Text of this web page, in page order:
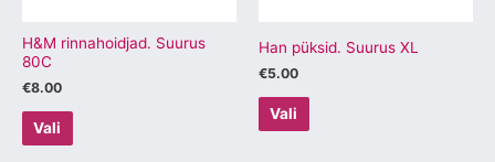
H&M rinnahoidjad. Suurus
80C
€8.00
Vali
tootelehel.
Han püksid. Suurus XL
€5.00
Vali
tootelehel.